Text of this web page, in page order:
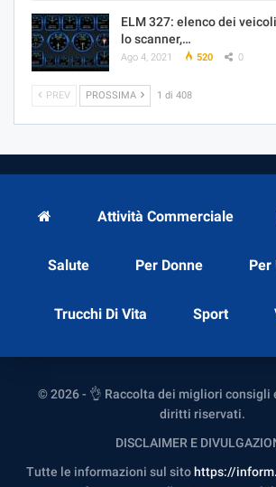
ELM 327: elenco dei
lo scanner,…
Ago 4, 2021 520 0
PREV PROSSIMA 1 di 408
Attività Commerciale
Salute Per Donne Per
Trucchi Di Vita Sport
© 2026 - 👌 Raccolta dei migliori consigli
diritti riservati.
DISCLAIMER E
Tutte le informazioni sul sitohttps://